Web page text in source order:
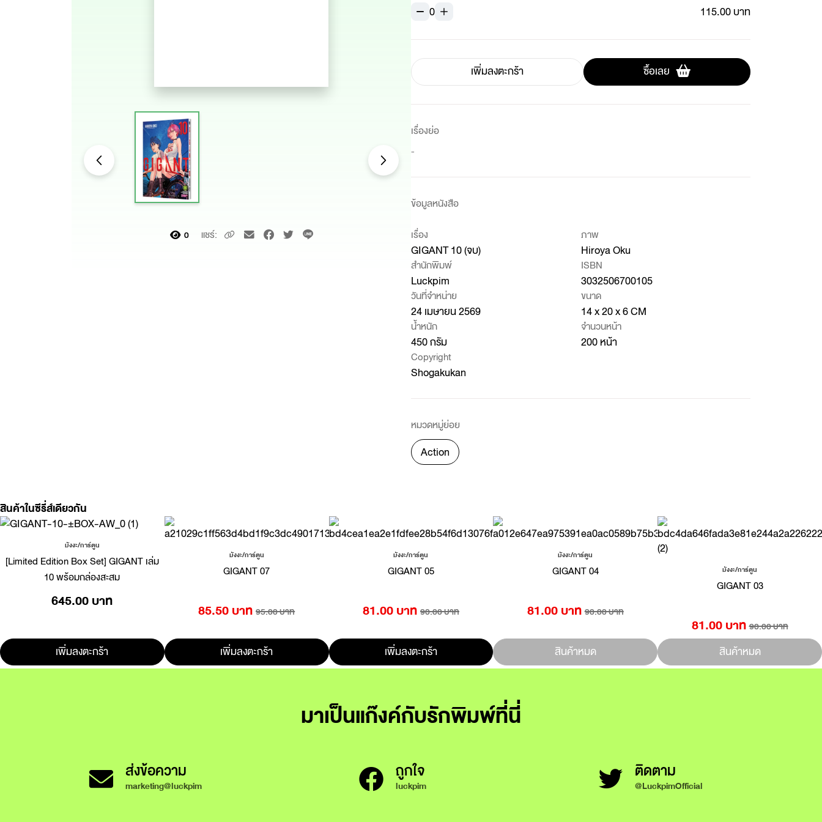
0 แชร์:
0
115.00 บาท
เพิ่มลงตะกร้า ซื้อเลย
เรื่องย่อ
-
ข้อมูลหนังสือ
เรื่อง
GIGANT 10 (จบ)
ภาพ
Hiroya Oku
สำนักพิมพ์
Luckpim
ISBN
3032506700105
วันที่จำหน่าย
24 เมษายน 2569
ขนาด
14 x 20 x 6 CM
น้ำหนัก
450 กรัม
จำนวนหน้า
200 หน้า
Copyright
Shogakukan
หมวดหมู่ย่อย
Action
สินค้าในซีรี่ส์เดียวกัน
มังงะ/การ์ตูน
[Limited Edition Box Set] GIGANT เล่ม
10 พร้อมกล่องสะสม
645.00 บาท
เพิ่มลงตะกร้า
มังงะ/การ์ตูน
GIGANT 07
85.50 บาท 95.00 บาท
เพิ่มลงตะกร้า
มังงะ/การ์ตูน
GIGANT 05
81.00 บาท 90.00 บาท
เพิ่มลงตะกร้า
มังงะ/การ์ตูน
GIGANT 04
81.00 บาท 90.00 บาท
สินค้าหมด
มังงะ/การ์ตูน
GIGANT 03
81.00 บาท 90.00 บาท
สินค้าหมด
มาเป็นแก๊งค์กับรักพิมพ์ที่นี่
ส่งข้อความ
marketing@luckpim
ถูกใจ
luckpim
ติดตาม
@LuckpimOfficial